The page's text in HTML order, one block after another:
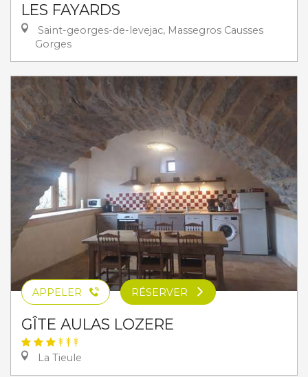
LES FAYARDS
Saint-georges-de-levejac, Massegros Causses
Gorges
APPELER RÉSERVER
GÎTE AULAS LOZERE
La Tieule